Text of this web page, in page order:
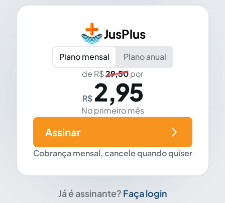
JusPlus
Plano mensal
Plano anual
de R$29,50por
R$ 2,95
No primeiro mês
Cobrança mensal, cancele quando quiser
Assinar
Já é assinante? Faça login